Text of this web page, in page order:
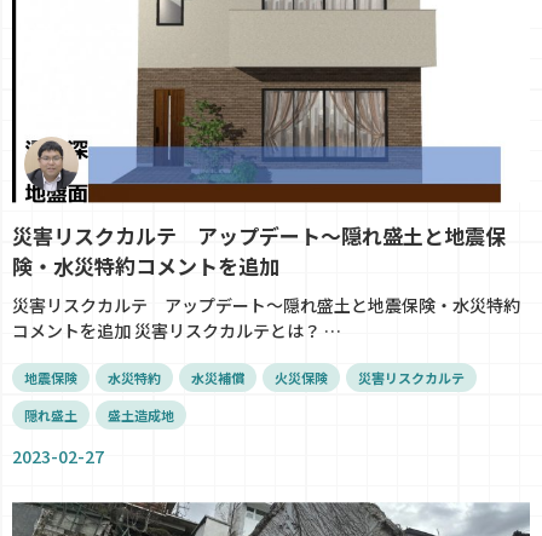
災害リスクカルテ アップデート～隠れ盛土と地震保
険・水災特約コメントを追加
災害リスクカルテ アップデート～隠れ盛土と地震保険・水災特約
コメントを追加 災害リスクカルテとは？ …
地震保険 水災特約 水災補償 火災保険
災害リスクカルテ
隠れ盛土
盛土造成地
2023-02-27